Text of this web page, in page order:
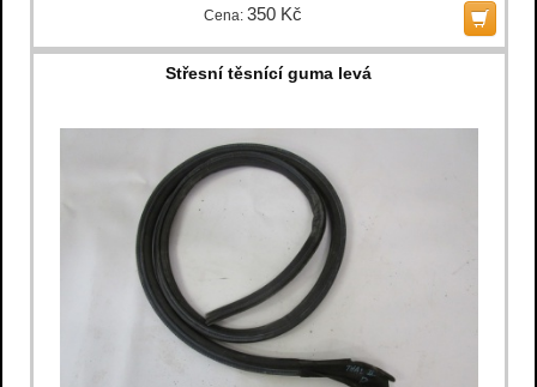
Cena: 350 Kč
Střesní těsnící guma levá